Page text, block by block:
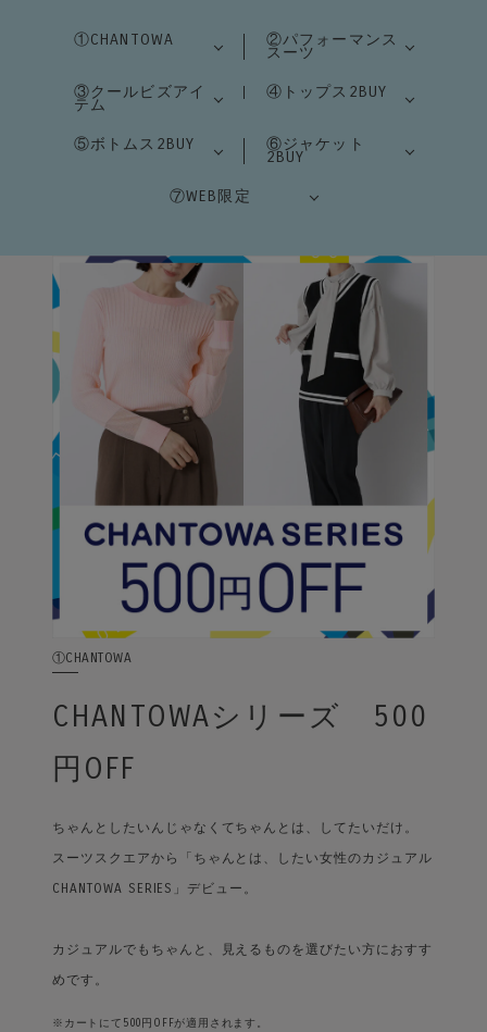
①CHANTOWA ②パフォーマンス
スーツ
③クールビズアイ
テム
④トップス2BUY
⑤ボトムス2BUY ⑥ジャケット
2BUY
⑦WEB限定
①CHANTOWA
CHANTOWAシリーズ 500
円OFF
ちゃんとしたいんじゃなくてちゃんとは、してたいだけ。
スーツスクエアから「ちゃんとは、したい女性のカジュアル
CHANTOWA SERIES」デビュー。
カジュアルでもちゃんと、見えるものを選びたい方におすす
めです。
※カートにて500円OFFが適用されます。